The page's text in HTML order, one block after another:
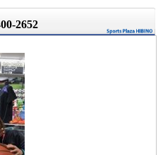
2652